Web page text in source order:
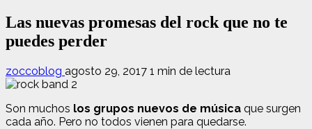
Las nuevas promesas del rock que no te
puedes perder
zoccoblog agosto 29, 2017 1 min de lectura
Son muchos los grupos nuevos de música que surgen
cada año. Pero no todos vienen para quedarse.